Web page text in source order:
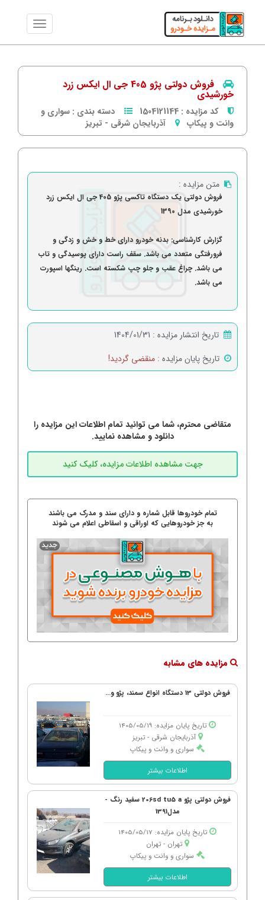
فروش دولتی پژو 405 جی ال ایکس زرد
خورشیدی
کد مزایده : 1504121144 دسته بندی : سواری و
وانت و پیکاپ
آذربایجان شرقی - تبریز
متن مزایده :
فروش دولتی یک دستگاه تاکسی پژو 405 جی ال ایکس زرد
خورشیدی مدل 1390
گزارش کارشناسی: بدنه خودرو دارای خط و خش و زدگی و
فرورفتگی متعدد می باشد. سقف راست دارای پوسیدگی و تاب
می باشد. چراغ عقب و جلو چپ شکسته است. رینگها اسپورت
می باشد.
تاریخ انتشار مزایده : 1404/01/31
تاریخ پایان مزایده : منقضی گردید!
متقاضی محترم، شما می توانید تمام اطلاعات این مزایده را
دانلود و مشاهده نمایید.
تمام خودروها قابل شماره و دارای سند و مدرک می باشند
به جز خودروهایی که اوراقی و اسقاطی اعلام می شوند
مزایده های مشابه
فروش دولتی 13 دستگاه انواع سمند، پژو و...
تاریخ پایان مزایده: 1405/05/19
آذربایجان شرقی - تبریز
سواری و وانت و پیکاپ
اطلاعات بیشتر
فروش دولتی پژو 206sd tu5 a سفید رنگ -
مدل1391
تاریخ پایان مزایده: 1405/05/17
تهران - تهران
سواری و وانت و پیکاپ
اطلاعات بیشتر